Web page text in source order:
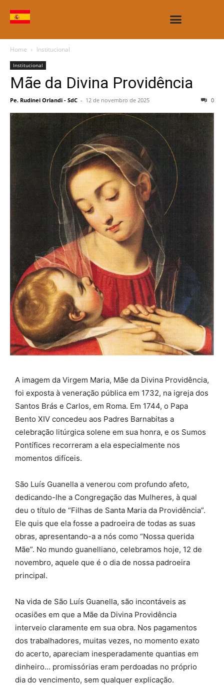
Home Institucional
Institucional
Mãe da Divina Providência
Pe. Rudinei Orlandi - SdC - 12 de novembro de 2025 0
A imagem da Virgem Maria, Mãe da Divina Providência,
foi exposta à veneração pública em 1732, na igreja dos
Santos Brás e Carlos, em Roma. Em 1744, o Papa
Bento XIV concedeu aos Padres Barnabitas a
celebração litúrgica solene em sua honra, e os Sumos
Pontífices recorreram a ela especialmente nos
momentos difíceis.
São Luís Guanella a venerou com profundo afeto,
dedicando-lhe a Congregação das Mulheres, à qual
deu o título de “Filhas de Santa Maria da Providência”.
Ele quis que ela fosse a padroeira de todas as suas
obras, apresentando-a a nós como “Nossa querida
Mãe”. No mundo guanelliano, celebramos hoje, 12 de
novembro, aquele que é o dia de nossa padroeira
principal.
Na vida de São Luís Guanella, são incontáveis as
ocasiões em que a Mãe da Divina Providência
interveio claramente em sua obra. Nos pagamentos
dos trabalhadores, muitas vezes, no momento exato
do acerto, apareciam inesperadamente quantias em
dinheiro… promissórias eram perdoadas no próprio
dia do vencimento, sem qualquer explicação.